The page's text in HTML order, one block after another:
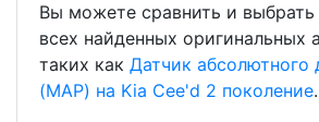
Вы можете сравнить и
всех найденных оригинальных
таких как Датчик абсолютного
(MAP) на Kia Cee'd 2 поколение.